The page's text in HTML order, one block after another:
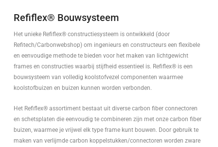
Refiflex® Bouwsysteem
Het unieke Refiflex® constructiesysteem is ontwikkeld (door
Refitech/Carbonwebshop) om ingenieurs en constructeurs een flexibele
en eenvoudige methode te bieden voor het maken van lichtgewicht
frames en constructies waarbij stijfheid essentieel is. Refiflex® is een
bouwsysteem van volledig koolstofvezel componenten waarmee
koolstofbuizen en buizen kunnen worden verbonden.
Het Refiflex® assortiment bestaat uit diverse carbon fiber connectoren
en schetsplaten die eenvoudig te combineren zijn met onze carbon fiber
buizen, waarmee je vrijwel elk type frame kunt bouwen. Door gebruik te
maken van verlijmde carbon koppelstukken/connectoren worden zware